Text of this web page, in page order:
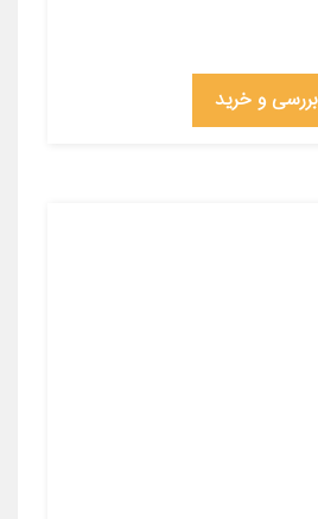
بررسی و خرید